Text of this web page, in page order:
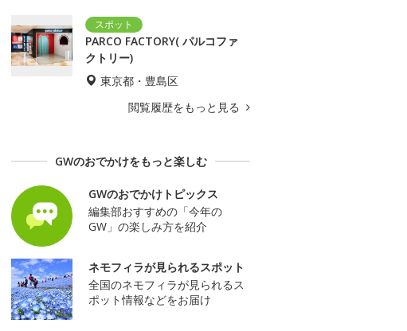
PARCO FACTORY( パルコファ
クトリー)
東京都・豊島区
閲覧履歴をもっと見る
GWのおでかけをもっと楽しむ
GWのおでかけトピックス
編集部おすすめの「今年の
GW」の楽しみ方を紹介
ネモフィラが見られるスポット
全国のネモフィラが見られるス
ポット情報などをお届け